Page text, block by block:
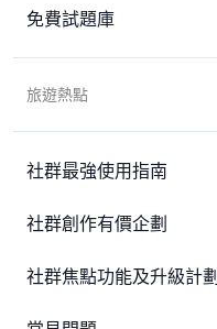
免費試題庫
旅遊熱點
社群最強使用指南
社群創作有價企劃
社群焦點功能及升級計劃